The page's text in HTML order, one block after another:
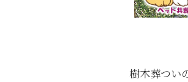
樹木葬つい